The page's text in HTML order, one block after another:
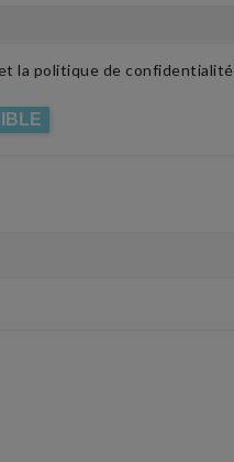
la politique de confidentialité